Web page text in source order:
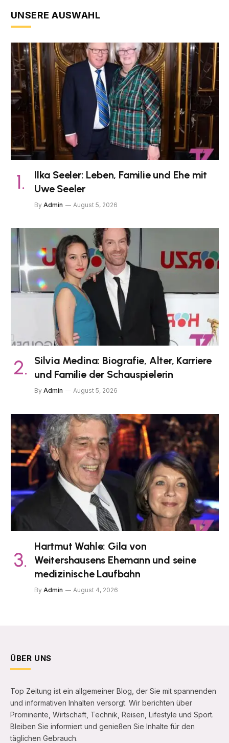
UNSERE AUSWAHL
Ilka Seeler: Leben, Familie und Ehe mit
Uwe Seeler
By Admin August 5, 2026
Silvia Medina: Biografie, Alter, Karriere
und Familie der Schauspielerin
By Admin August 5, 2026
Hartmut Wahle: Gila von
Weitershausens Ehemann und seine
medizinische Laufbahn
By Admin August 4, 2026
ÜBER UNS
Top Zeitung ist ein allgemeiner Blog, der Sie mit spannenden
und informativen Inhalten versorgt. Wir berichten über
Prominente, Wirtschaft, Technik, Reisen, Lifestyle und Sport.
Bleiben Sie informiert und genießen Sie Inhalte für den
täglichen Gebrauch.